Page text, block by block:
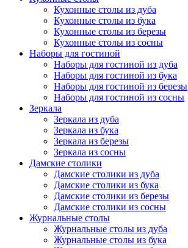
Кухонные столы из дуба
Кухонные столы из бука
Кухонные столы из березы
Кухонные столы из сосны
Наборы для гостиной
Наборы для гостиной из дуба
Наборы для гостиной из бука
Наборы для гостиной из березы
Наборы для гостиной из сосны
Зеркала
Зеркала из дуба
Зеркала из бука
Зеркала из березы
Зеркала из сосны
Дамские столики
Дамские столики из дуба
Дамские столики из бука
Дамские столики из березы
Дамские столики из сосны
Журнальные столы
Журнальные столы из дуба
Журнальные столы из бука